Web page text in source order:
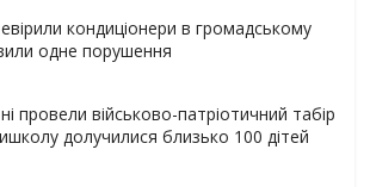
кондиціонери в громадському
одне порушення
провели військово-патріотичний табір
долучилися близько 100 дітей